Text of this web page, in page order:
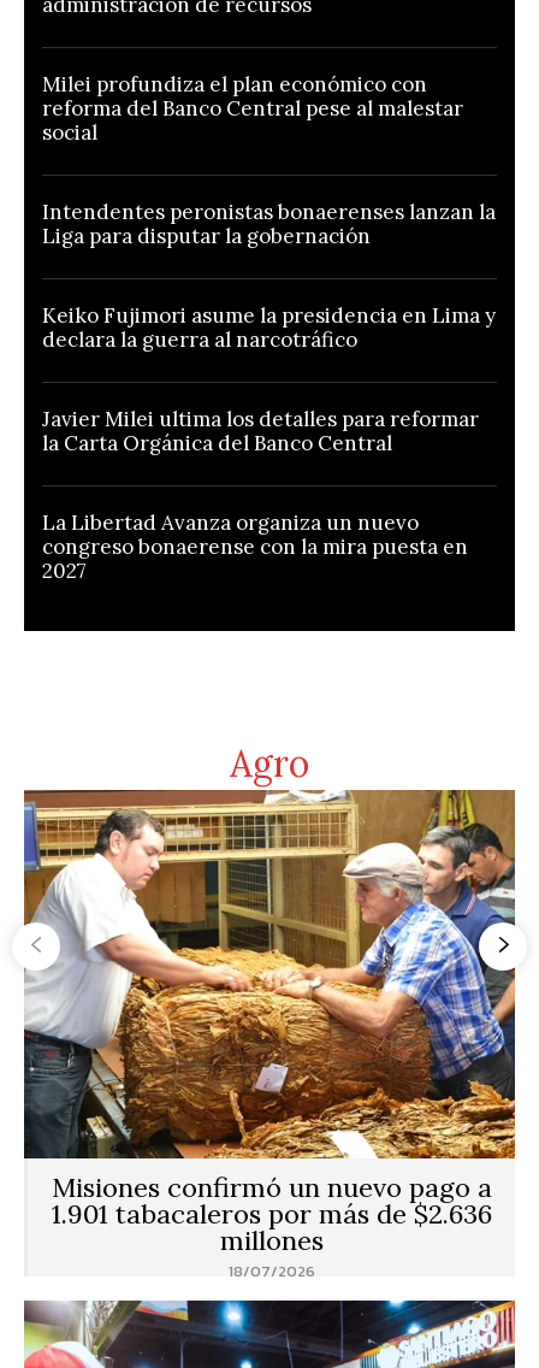
Milei profundiza el plan económico con
reforma del Banco Central pese al malestar
social
Intendentes peronistas bonaerenses lanzan la
Liga para disputar la gobernación
Keiko Fujimori asume la presidencia en Lima y
declara la guerra al narcotráfico
Javier Milei ultima los detalles para reformar
la Carta Orgánica del Banco Central
La Libertad Avanza organiza un nuevo
congreso bonaerense con la mira puesta en
2027
Agro
Misiones confirmó un nuevo pago a
1.901 tabacaleros por más de $2.636
millones
18/07/2026